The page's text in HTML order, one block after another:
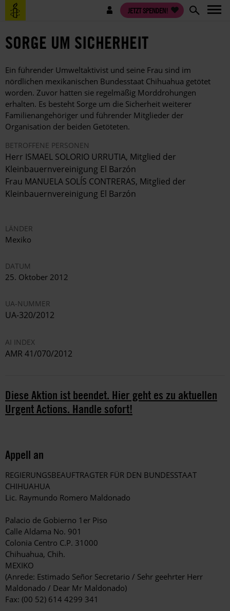
Direkt
zum
Benutzermenü JETZT SPENDEN!
SORGE UM SICHERHEIT
Ein führender Umweltaktivist und seine Frau sind im
nördlichen mexikanischen Bundesstaat Chihuahua getötet
worden. Zuvor hatten sie regelmäßig Morddrohungen
erhalten. Es besteht Sorge um die Sicherheit weiterer
Familienangehöriger und führender Mitglieder der
Organisation der beiden Getöteten.
BETROFFENE PERSONEN
Herr ISMAEL SOLORIO URRUTIA, Mitglied der
Kleinbauernvereinigung El Barzón
Frau MANUELA SOLÍS CONTRERAS, Mitglied der
Kleinbauernvereinigung El Barzón
LÄNDER
Mexiko
DATUM
25. Oktober 2012
UA-NUMMER
UA-320/2012
AI INDEX
AMR 41/070/2012
Diese Aktion ist beendet. Hier geht es zu aktuellen
Urgent Actions. Handle sofort!
Appell an
REGIERUNGSBEAUFTRAGTER FÜR DEN BUNDESSTAAT
CHIHUAHUA
Lic. Raymundo Romero Maldonado
Palacio de Gobierno 1er Piso
Calle Aldama No. 901
Colonia Centro C.P. 31000
Chihuahua, Chih.
MEXIKO
(Anrede: Estimado Señor Secretario / Sehr geehrter Herr
Maldonado / Dear Mr Maldonado)
Fax: (00 52) 614 4299 341